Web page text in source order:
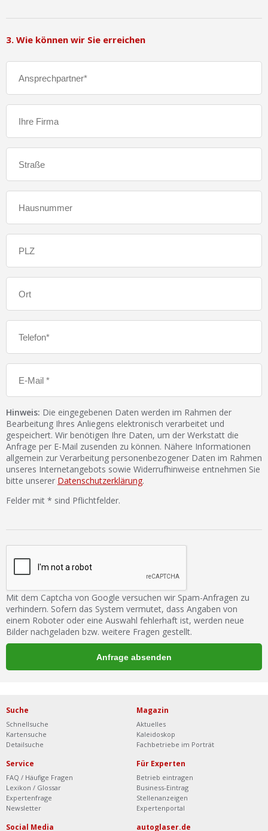
3. Wie können wir Sie erreichen
Hinweis: Die eingegebenen Daten werden im Rahmen der
Bearbeitung Ihres Anliegens elektronisch verarbeitet und
gespeichert. Wir benötigen Ihre Daten, um der Werkstatt die
Anfrage per E-Mail zusenden zu können. Nähere Informationen
allgemein zur Verarbeitung personenbezogener Daten im Rahmen
unseres Internetangebots sowie Widerrufhinweise entnehmen Sie
bitte unserer Datenschutzerklärung.
Felder mit * sind Pflichtfelder.
Mit dem Captcha von Google versuchen wir Spam-Anfragen zu
verhindern. Sofern das System vermutet, dass Angaben von
einem Roboter oder eine Auswahl fehlerhaft ist, werden neue
Bilder nachgeladen bzw. weitere Fragen gestellt.
Suche
Schnellsuche
Kartensuche
Detailsuche
Magazin
Aktuelles
Kaleidoskop
Fachbetriebe im Porträt
Service
FAQ / Häufige Fragen
Lexikon / Glossar
Expertenfrage
Newsletter
Für Experten
Betrieb eintragen
Business-Eintrag
Stellenanzeigen
Expertenportal
Social Media autoglaser.de